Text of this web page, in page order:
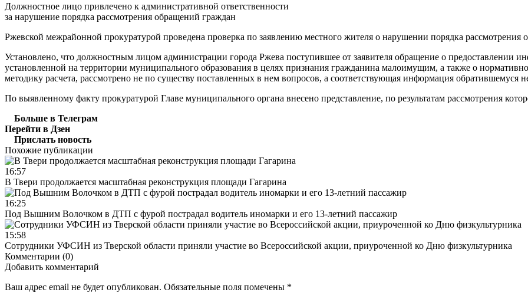
Должностное лицо привлечено к административной ответственности
за нарушение порядка рассмотрения обращений граждан
Ржевской межрайонной прокуратурой проведена проверка по заявлению местного жителя о нарушении порядка рассмотрения
Установлено, что должностным лицом администрации города Ржева поступившее от заявителя обращение о предоставлении
установленной на территории муниципального образования в целях признания гражданина малоимущим, а также о
методику расчета, рассмотрено не по существу поставленных в нем вопросов, а соответствующая информация обратившемуся
По выявленному факту прокуратурой Главе муниципального органа внесено представление, по результатам рассмотрения
Больше в Телеграм
Перейти в Дзен
Прислать новость
Похожие публикации
16:57
В Твери продолжается масштабная реконструкция площади Гагарина
16:25
Под Вышним Волочком в ДТП с фурой пострадал водитель иномарки и его 13-летний пассажир
15:58
Сотрудники УФСИН из Тверской области приняли участие во Всероссийской акции, приуроченной ко Дню физкультурника
Комментарии (0)
Добавить комментарий
Ваш адрес email не будет опубликован. Обязательные поля помечены *